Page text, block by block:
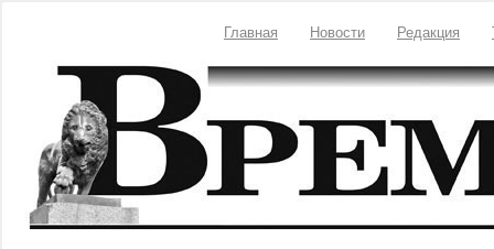
Главная Новости Редакция